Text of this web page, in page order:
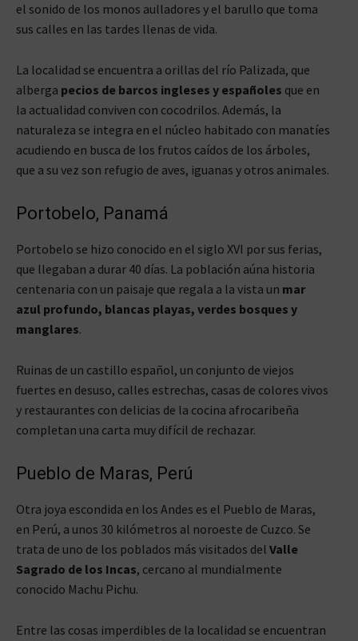
el sonido de los monos aulladores y el barullo que toma
sus calles en las tardes llenas de vida.
La localidad se encuentra a orillas del río Palizada, que
alberga pecios de barcos ingleses y españoles que en
la actualidad conviven con cocodrilos. Además, la
naturaleza se integra en el núcleo habitado con manatíes
acudiendo en busca de los frutos caídos de los árboles,
que a su vez son refugio de aves, iguanas y otros animales.
Portobelo, Panamá
Portobelo se hizo conocido en el siglo XVI por sus ferias,
que llegaban a durar 40 días. La población aúna historia
centenaria con un paisaje que regala a la vista un mar
azul profundo, blancas playas, verdes bosques y
manglares.
Ruinas de un castillo español, un conjunto de viejos
fuertes en desuso, calles estrechas, casas de colores vivos
y restaurantes con delicias de la cocina afrocaribeña
completan una carta muy difícil de rechazar.
Pueblo de Maras, Perú
Otra joya escondida en los Andes es el Pueblo de Maras,
en Perú, a unos 30 kilómetros al noroeste de Cuzco. Se
trata de uno de los poblados más visitados del Valle
Sagrado de los Incas, cercano al mundialmente
conocido Machu Pichu.
Entre las cosas imperdibles de la localidad se encuentran